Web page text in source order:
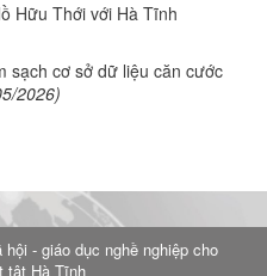
Hữu Thới với Hà Tĩnh
sạch cơ sở dữ liệu căn cước
2026)
- giáo dục nghề nghiệp cho
tật Hà Tĩnh